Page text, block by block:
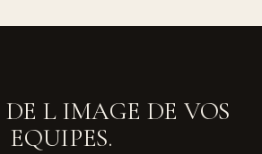
L IMAGE DE VOS
EQUIPES.